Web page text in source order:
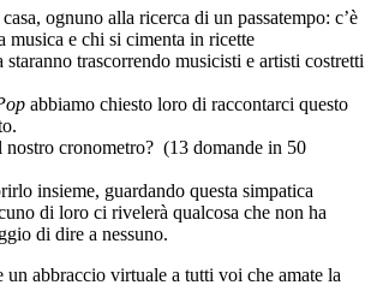
ognuno alla ricerca di un passatempo: c’è
musica e chi si cimenta in ricette
trascorrendo musicisti e artisti costretti
abbiamo chiesto loro di raccontarci questo
nostro cronometro? (13 domande in 50
insieme, guardando questa simpatica
di loro ci rivelerà qualcosa che non ha
di dire a nessuno.
abbraccio virtuale a tutti voi che amate la